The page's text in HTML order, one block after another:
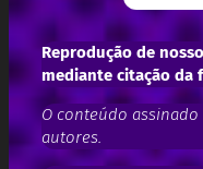
Reprodução de
mediante citação
O conteúdo
autores.